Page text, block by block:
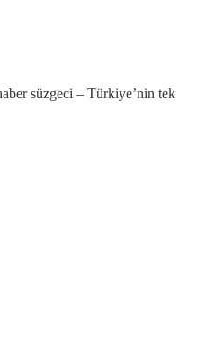
süzgeci – Türkiye’nin tek